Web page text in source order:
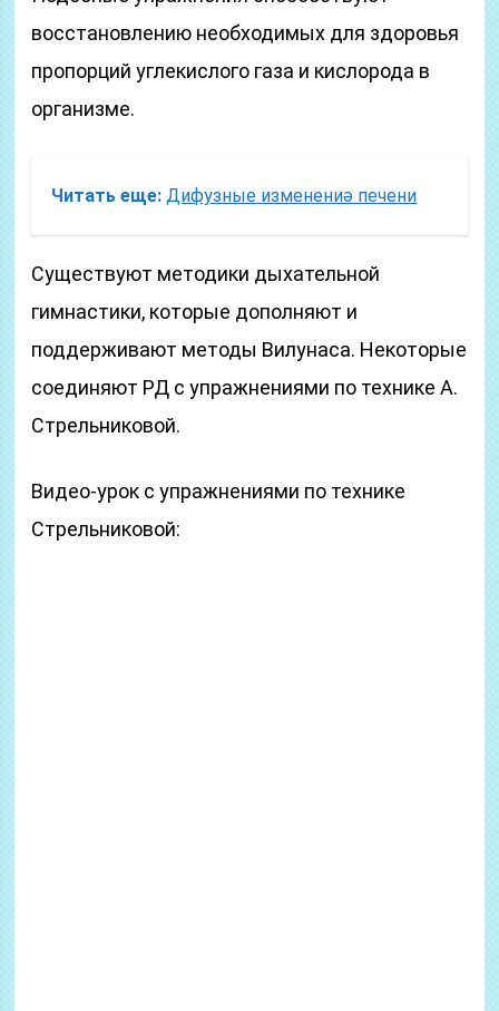
восстановлению необходимых для здоровья
пропорций углекислого газа и кислорода в
организме.
Читать еще: Дифузные изменениә печени
Существуют методики дыхательной
гимнастики, которые дополняют и
поддерживают методы Вилунаса. Некоторые
соединяют РД с упражнениями по технике А.
Стрельниковой.
Видео-урок с упражнениями по технике
Стрельниковой: